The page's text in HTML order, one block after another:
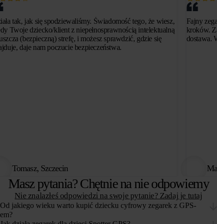
tak, jak się spodziewaliśmy. Świadomość tego, że wiesz,
Twoje dziecko/klient z niepełnosprawnością intelektualną
(bezpieczną) strefę, i możesz sprawdzić, gdzie się
daje nam poczucie bezpieczeństwa.
Tomasz, Szczecin
Fajny
kroków.
dostawa.
Masz pytania? Chętnie na nie odpowiemy
Nie znalazłeś odpowiedzi na swoje pytanie? Zadaj je tutaj
Od jakiego wieku warto kupić dziecku cyfrowy zegarek z GPS-
em?